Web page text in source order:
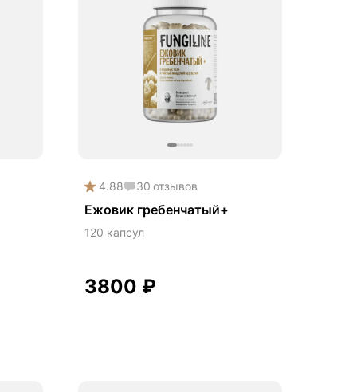
4.88 30 отзывов
Ежовик гребенчатый+
120 капсул
3800 ₽